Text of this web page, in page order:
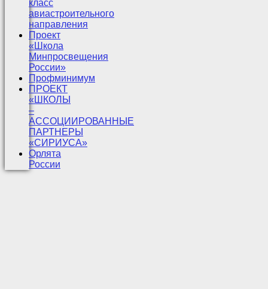
класс
авиастроительного
направления
Проект
«Школа
Минпросвещения
России»
Профминимум
ПРОЕКТ
«ШКОЛЫ
–
АССОЦИИРОВАННЫЕ
ПАРТНЕРЫ
«СИРИУСА»
Орлята
России